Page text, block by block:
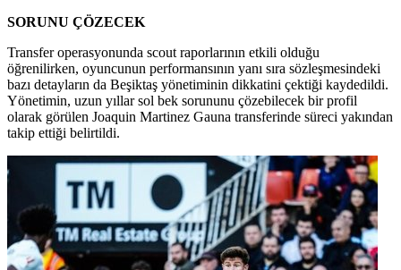
SORUNU ÇÖZECEK
Transfer operasyonunda scout raporlarının etkili olduğu
öğrenilirken, oyuncunun performansının yanı sıra sözleşmesindeki
bazı detayların da Beşiktaş yönetiminin dikkatini çektiği kaydedildi.
Yönetimin, uzun yıllar sol bek sorununu çözebilecek bir profil
olarak görülen Joaquin Martinez Gauna transferinde süreci yakından
takip ettiği belirtildi.